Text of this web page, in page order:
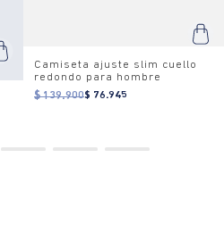
Camiseta ajuste slim cuello
redondo para hombre
$ 139.900$ 76.945